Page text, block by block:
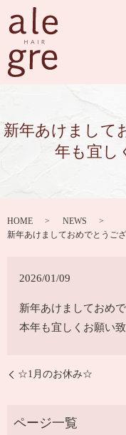
新年あけまして
年も宜し
HOME
NEWS
新年あけましておめでとうご
2026/01/09
新年あけましておめ
本年も宜しくお願い致
☆1月のお休み☆